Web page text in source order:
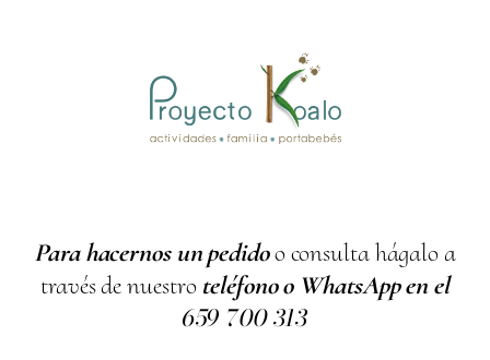
Para hacernos un pedidoo consulta hágalo a
través de nuestro teléfono o WhatsApp en el
659 700313